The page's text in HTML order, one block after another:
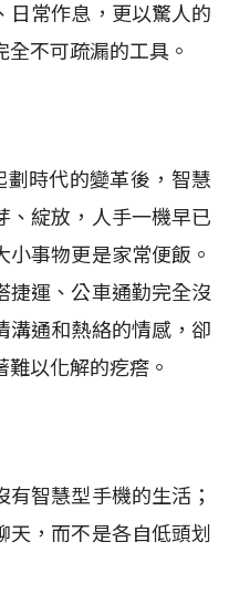
日常作息，更以驚人的
不可疏漏的工具。
時代的變革後，智慧
、綻放，人手一機早已
事物更是家常便飯。
捷運、公車通勤完全沒
溝通和熱絡的情感，卻
以化解的疙瘩。
智慧型手機的生活；
，而不是各自低頭划